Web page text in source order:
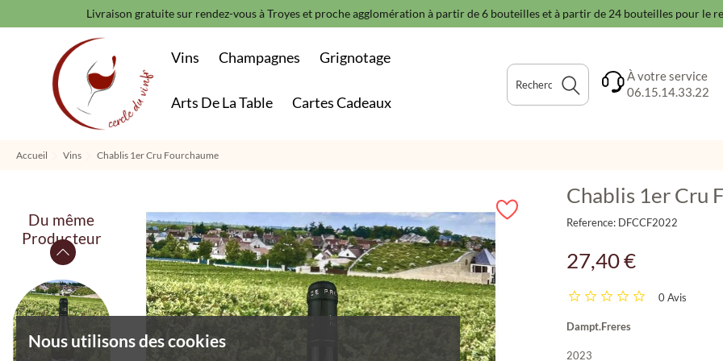
Nous utilisons des cookies
Livraison gratuite sur rendez-vous à Troyes et proche agglomération à partir de 6 bouteilles et à partir de 24 bouteilles pour le
Vins Champagnes Grignotage
Arts De La Table Cartes Cadeaux
À votre service
06.15.14.33.22
Accueil Vins Chablis 1er Cru Fourchaume
Du même
Producteur
Chablis 1er Cru
Reference: DFCCF2022
27,40 €
0 Avis
Dampt.Freres
2023